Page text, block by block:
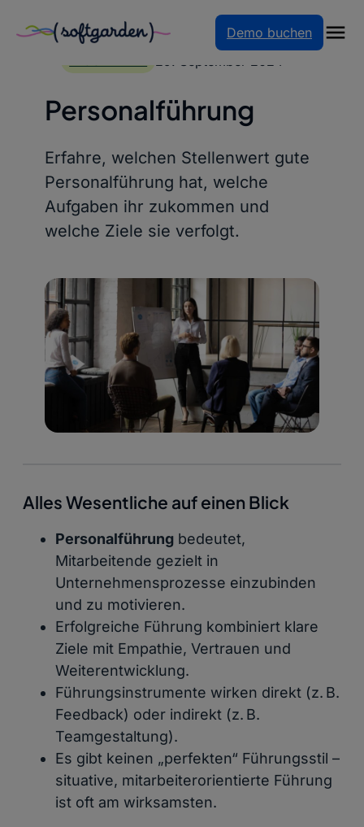
Zum
Demo buchen
Personalführung
Erfahre, welchen Stellenwert gute
Personalführung hat, welche
Aufgaben ihr zukommen und
welche Ziele sie verfolgt.
Alles Wesentliche auf einen Blick
Personalführung bedeutet,
Mitarbeitende gezielt in
Unternehmensprozesse einzubinden
und zu motivieren.
Erfolgreiche Führung kombiniert klare
Ziele mit Empathie, Vertrauen und
Weiterentwicklung.
Führungsinstrumente wirken direkt (z. B.
Feedback) oder indirekt (z. B.
Teamgestaltung).
Es gibt keinen „perfekten“ Führungsstil –
situative, mitarbeiterorientierte Führung
ist oft am wirksamsten.